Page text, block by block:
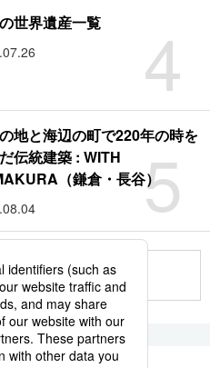
4
世界遺産一覧
5
地と海辺の町で220年の時を
伝統建築 : WITH
（鎌倉・長谷）
る